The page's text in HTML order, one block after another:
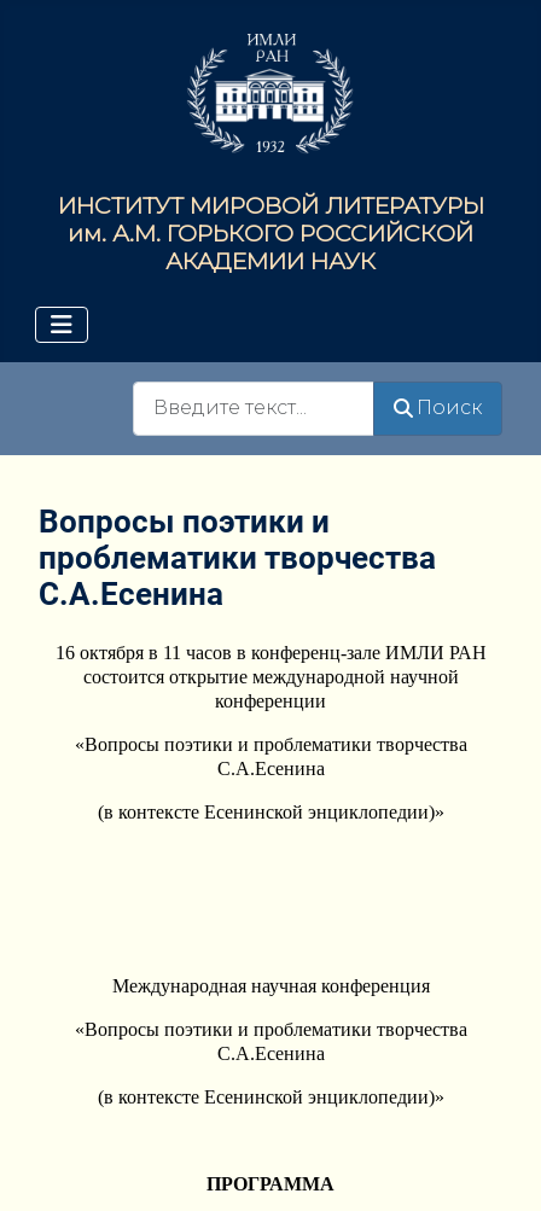
ИНСТИТУТ МИРОВОЙ ЛИТЕРАТУРЫ
им. А.М. ГОРЬКОГО РОССИЙСКОЙ
АКАДЕМИИ НАУК
Поиск
Вопросы поэтики и
проблематики творчества
С.А.Есенина
16 октября в 11 часов в конференц-зале ИМЛИ РАН
состоится открытие международной научной
конференции
«Вопросы поэтики и проблематики творчества
С.А.Есенина
(в контексте Есенинской энциклопедии)»
Международная научная конференция
«Вопросы поэтики и проблематики творчества
С.А.Есенина
(в контексте Есенинской энциклопедии)»
ПРОГРАММА